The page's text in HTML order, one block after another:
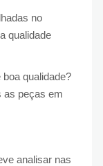
no
qualidade
qualidade?
as peças em
analisar nas